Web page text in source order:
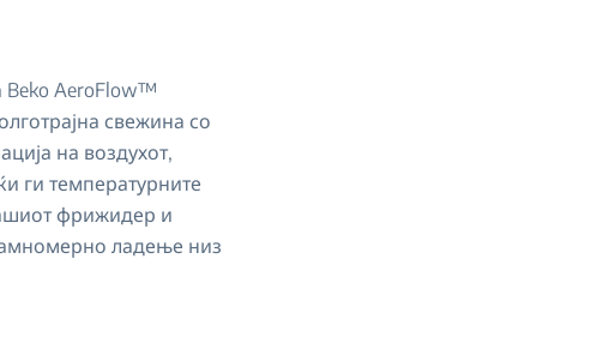
Beko AeroFlow™
свежина со
на воздухот,
ги температурните
фрижидер и
ладење низ